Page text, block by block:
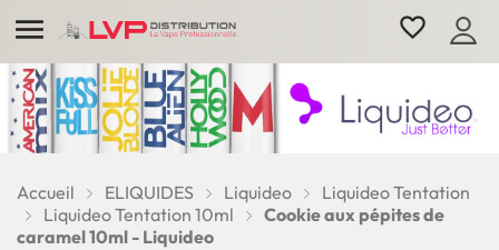
 favorite_border
Accueil ELIQUIDES Liquideo
Liquideo Tentation
Liquideo Tentation 10ml
Cookie aux pépites de
caramel 10ml - Liquideo